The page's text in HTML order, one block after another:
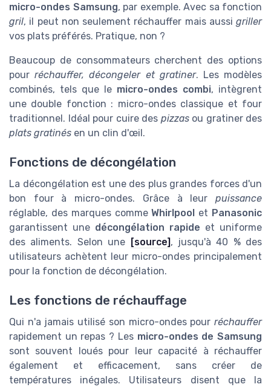
micro-ondes Samsung, par exemple. Avec sa fonction
gril, il peut non seulement réchauffer mais aussi griller
vos plats préférés. Pratique, non ?
Beaucoup de consommateurs cherchent des options
pourréchauffer, décongeler et gratiner. Les modèles
combinés, tels que le micro-ondes combi, intègrent
une double fonction : micro-ondes classique et four
traditionnel. Idéal pour cuire des pizzasou gratiner des
plats gratinés en un clin d'œil.
Fonctions de décongélation
La décongélation est une des plus grandes forces d'un
bon four à micro-ondes. Grâce à leur puissance
réglable, des marques commeWhirlpool et Panasonic
garantissent une décongélation rapide et uniforme
des aliments. Selon une [source], jusqu'à 40 % des
utilisateurs achètent leur micro-ondes principalement
pour la fonction de décongélation.
Les fonctions de réchauffage
Qui n'a jamais utilisé son micro-ondes pour réchauffer
rapidement un repas ? Les micro-ondes de Samsung
sont souvent loués pour leur capacité à réchauffer
également et efficacement, sans créer de
températures inégales. Utilisateurs disent que la